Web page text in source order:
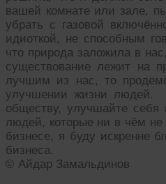
вашей комнате или зале,
убрать с газовой
идиоткой, не способным
что природа заложила в
существование лежит на
лучшим из нас, то
улучшении жизни людей.
обществу, улучшайте себя
людей, которые ни в чём
бизнесе, я буду искренне
бизнеса.
© Айдар Замальдинов